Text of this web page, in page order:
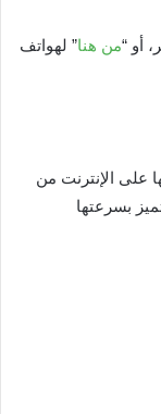
أو “من هنا” لهواتف
على الإنترنت من
بسرعتها